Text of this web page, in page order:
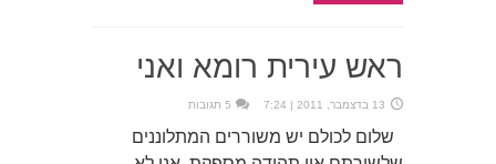
ראש עירית רומא ואני
13 בדצמבר, 2011 | 7:24 5 תגובות
שלום לכולם יש משוררים המתלוננים